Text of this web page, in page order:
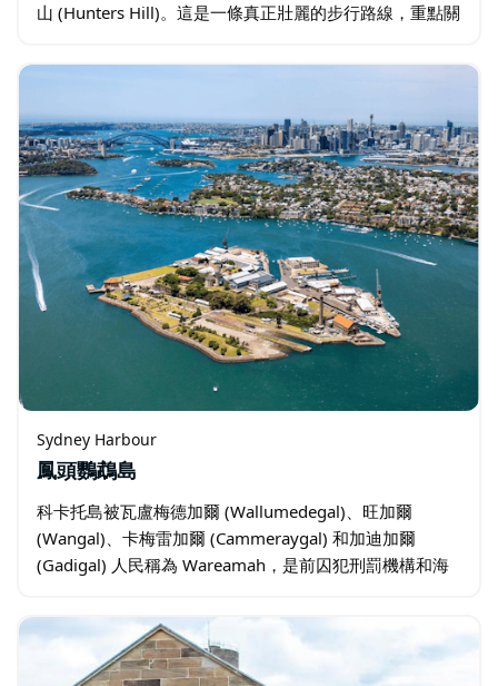
山 (Hunters Hill)。這是一條真正壯麗的步行路線，重點關
市天際線。 …
Sydney Harbour
鳳頭鸚鵡島
科卡托島被瓦盧梅德加爾 (Wallumedegal)、旺加爾
(Wangal)、卡梅雷加爾 (Cammeraygal) 和加迪加爾
(Gadigal) 人民稱為 Wareamah，是前囚犯刑罰機構和海